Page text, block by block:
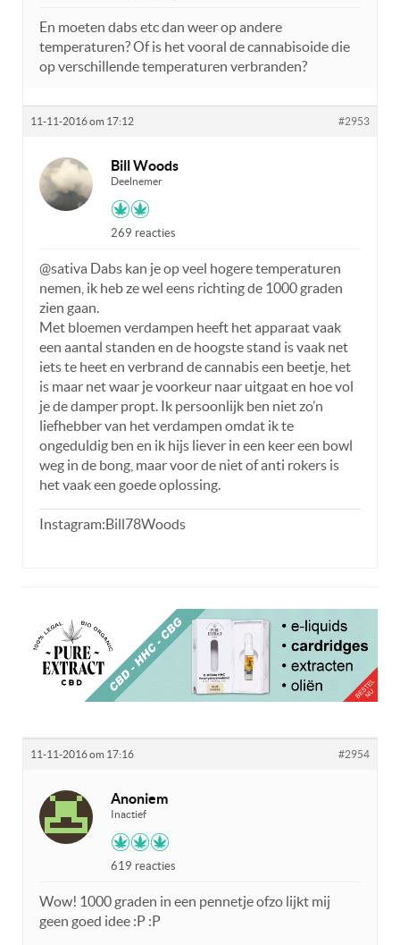
En moeten dabs etc dan weer op andere
temperaturen? Of is het vooral de cannabisoide die
op verschillende temperaturen verbranden?
11-11-2016 om 17:12 #2953
Bill Woods
Deelnemer
269 reacties
@sativa Dabs kan je op veel hogere temperaturen
nemen, ik heb ze wel eens richting de 1000 graden
zien gaan.
Met bloemen verdampen heeft het apparaat vaak
een aantal standen en de hoogste stand is vaak net
iets te heet en verbrand de cannabis een beetje, het
is maar net waar je voorkeur naar uitgaat en hoe vol
je de damper propt. Ik persoonlijk ben niet zo’n
liefhebber van het verdampen omdat ik te
ongeduldig ben en ik hijs liever in een keer een bowl
weg in de bong, maar voor de niet of anti rokers is
het vaak een goede oplossing.
Instagram:Bill78Woods
11-11-2016 om 17:16 #2954
Anoniem
Inactief
619 reacties
Wow! 1000 graden in een pennetje ofzo lijkt mij
geen goed idee :P :P